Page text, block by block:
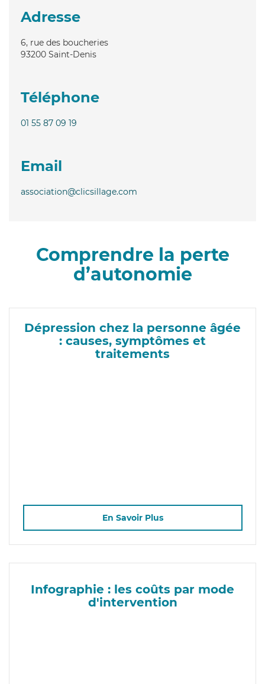
Adresse
6, rue des boucheries
93200 Saint-Denis
Téléphone
01 55 87 09 19
Email
association@clicsillage.com
Comprendre la perte
d’autonomie
Dépression chez la personne âgée
: causes, symptômes et
traitements
En Savoir Plus
Infographie : les coûts par mode
d'intervention